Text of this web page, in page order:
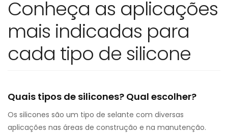
Conheça as aplicações
mais indicadas para
cada tipo de silicone
Quais tipos de silicones? Qual escolher?
Os silicones são um tipo de selante com diversas
aplicações nas áreas de construção e na manutenção.